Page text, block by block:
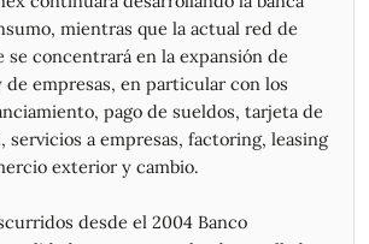
3.020,00 2.837,50 2.965,00
688.092
2.900,00 2.787,50 2.870,00
258.414
2.910,00 2.790,00 2.835,00
299.422
2.975,00 2.855,00 2.902,50
331.742
3.015,00 2.865,00 2.902,50
1.022.537
3.030,00 2.857,50 2.965,00
979.004
2.970,00 2.840,00 2.957,50
2.902,50 2.680,00 2.762,50
mientras que la actual red de
se concentrará en la expansión de
de empresas, en particular con los
pago de sueldos, tarjeta de
servicios a empresas, factoring, leasing
exterior y cambio.
desde el 2004 Banco